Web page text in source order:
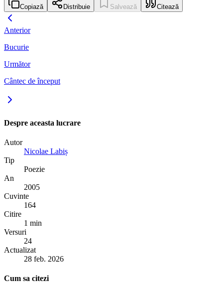
Copiază Distribuie Salvează Citează
Anterior
Bucurie
Următor
Cântec de început
Despre aceasta lucrare
Autor
Nicolae Labiș
Tip
Poezie
An
2005
Cuvinte
164
Citire
1 min
Versuri
24
Actualizat
28 feb. 2026
Cum sa citezi